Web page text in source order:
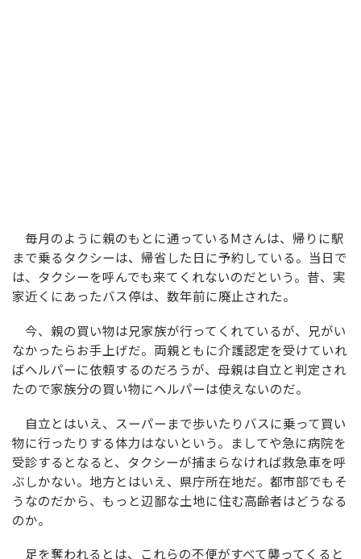
毎月のように親のもとに通っているMさんは、帰りに駅
まで乗るタクシーは、帰省した日に予約している。当日で
は、タクシーを呼んでも来てくれないのだという。昔、実
家近くにあったバス停は、数年前に廃止された。
今、親の買い物は兄家族が行ってくれているが、兄がい
なかったらお手上げだ。両親ともに介護認定を受けていれ
ばヘルパーに依頼するのだろうが、母親は自立と判定され
たので家族分の買い物にヘルパーは使えないのだ。
自立とはいえ、スーパーまで歩いたりバスに乗って買い
物に行ったりする体力はないという。ましてや急に病院を
受診するとなると、タクシーが捕まらなければ救急車を呼
ぶしかない。地方とはいえ、県庁所在地だ。都市部でもそ
うなのだから、もっと辺鄙な土地に住む高齢者はどうなる
のか。
足を奪われるとは、これらの不便がすべて襲ってくると